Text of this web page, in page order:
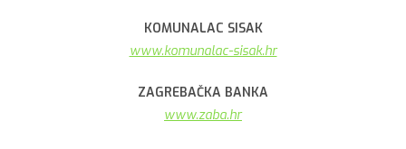
KOMUNALAC SISAK
www.komunalac-sisak.hr
ZAGREBAČKA BANKA
www.zaba.hr